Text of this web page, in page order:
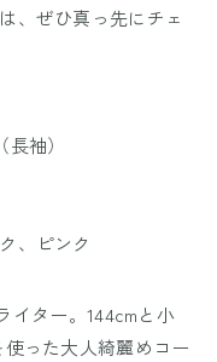
、ぜひ真っ先にチェ
袖）
、ピンク
ター。144cmと小
った大人綺麗めコー